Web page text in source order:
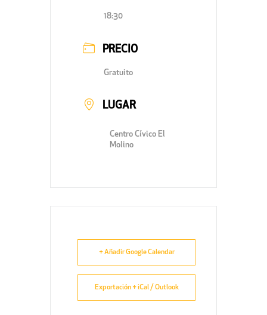
18:30
PRECIO
Gratuito
LUGAR
Centro Cívico El
Molino
+ Añadir Google Calendar
Exportación + iCal / Outlook